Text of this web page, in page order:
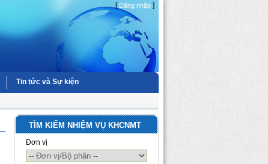
[Đăng nhập ]
Tin tức và Sự kiện
TÌM KIẾM NHIỆM VỤ KHCNMT
Đơn vị